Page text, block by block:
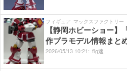
フィギュア マックスファクトリー
【静岡ホビーショー
作プラモデル情報まと
2026/05/13 10:21: fig速